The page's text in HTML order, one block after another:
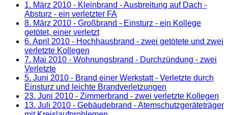
1. März 2010 - Kleinbrand - Ausbreitung auf Dach -
Absturz - ein verletzter FA
8. März 2010 - Großbrand - Einsturz - ein Kollege
getötet, einer verletzt
6. April 2010 - Hochhausbrand - zwei getötete und zwei
verletzte Kollegen
7. Mai 2010 - Wohnungsbrand - Durchzündung - zwei
Verletzte
5. Juni 2010 - Brand einer Werkstatt - Verletzte durch
Einsturz und leichte Brandverletzungen
23. Juni 2010 - Zimmerbrand - zwei verletzte Kollegen
13. Juli 2010 - Gebäudebrand - Atemschutzgeräteträger